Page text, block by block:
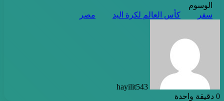
الوسوم
سفر
كأس العالم لكرة اليد مصر
hayilit543
0 دقيقة واحدة